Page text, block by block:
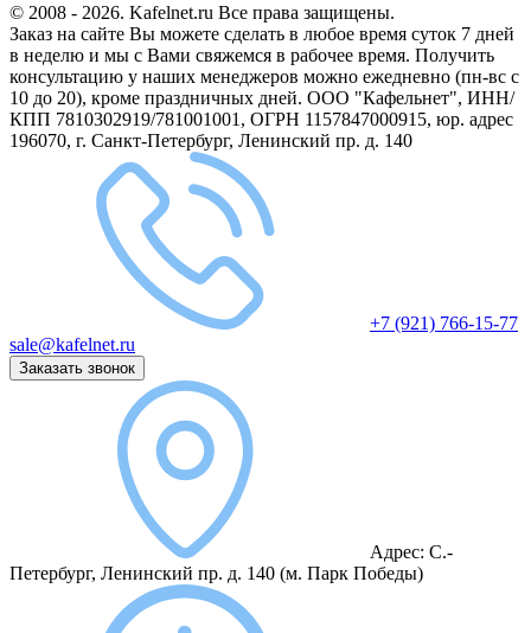
© 2008 - 2026. Kafelnet.ru Все права защищены.
Заказ на сайте Вы можете сделать в любое время суток 7 дней
в неделю и мы с Вами свяжемся в рабочее время. Получить
консультацию у наших менеджеров можно ежедневно (пн-вс с
10 до 20), кроме праздничных дней. ООО "Кафельнет", ИНН/
КПП 7810302919/781001001, ОГРН 1157847000915, юр. адрес
196070, г. Санкт-Петербург, Ленинский пр. д. 140
+7 (921) 766-15-77
sale@kafelnet.ru
Заказать звонок
Адрес: С.-
Петербург, Ленинский пр. д. 140 (м. Парк Победы)